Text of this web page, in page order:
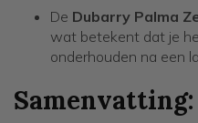
De Dubarry Palma
wat betekent dat je
onderhouden na een
Samenvatting: